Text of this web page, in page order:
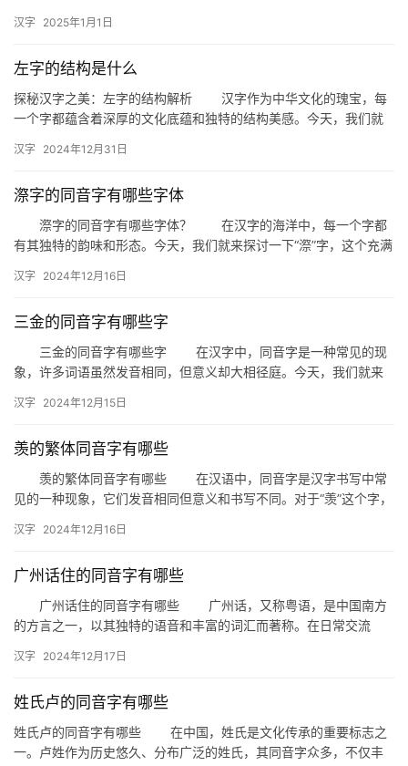
西…
汉字 2025年1月1日
左字的结构是什么
探秘汉字之美：左字的结构解析 汉字作为中华文化的瑰宝，每
一个字都蕴含着深厚的文化底蕴和独特的结构美感。今天，我们就
…
汉字 2024年12月31日
漈字的同音字有哪些字体
漈字的同音字有哪些字体？ 在汉字的海洋中，每一个字都
有其独特的韵味和形态。今天，我们就来探讨一下“漈”字，这个充满
汉字 2024年12月16日
三金的同音字有哪些字
三金的同音字有哪些字 在汉字中，同音字是一种常见的现
象，许多词语虽然发音相同，但意义却大相径庭。今天，我们就来
被…
汉字 2024年12月15日
羡的繁体同音字有哪些
羡的繁体同音字有哪些 在汉语中，同音字是汉字书写中常
见的一种现象，它们发音相同但意义和书写不同。对于“羡”这个字，
汉字 2024年12月16日
广州话住的同音字有哪些
广州话住的同音字有哪些 广州话，又称粤语，是中国南方
的方言之一，以其独特的语音和丰富的词汇而著称。在日常交流
广州话…
汉字 2024年12月17日
姓氏卢的同音字有哪些
姓氏卢的同音字有哪些 在中国，姓氏是文化传承的重要标志之
一。卢姓作为历史悠久、分布广泛的姓氏，其同音字众多，不仅丰